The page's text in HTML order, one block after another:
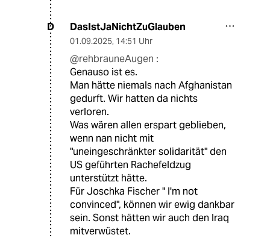
D DasIstJaNichtZuGlauben
01.09.2025, 14:51 Uhr
@rehbrauneAugen :
Genauso ist es.
Man hätte niemals nach Afghanistan
gedurft. Wir hatten da nichts
verloren.
Was wären allen erspart geblieben,
wenn nan nicht mit
"uneingeschränkter solidarität" den
US geführten Rachefeldzug
unterstützt hätte.
Für Joschka Fischer " I'm not
convinced", können wir ewig dankbar
sein. Sonst hätten wir auch den Iraq
mitverwüstet.